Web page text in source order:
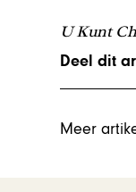
U Kunt
Deel dit
Meer